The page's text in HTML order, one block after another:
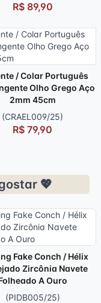
R$ 89,90
/ Colar Português
Olho Grego Aço
2mm 45cm
(CRAEL009/25)
R$ 79,90
💖
Fake Conch / Hélix
Zircônia Navete
A Ouro
(PIDB005/25)